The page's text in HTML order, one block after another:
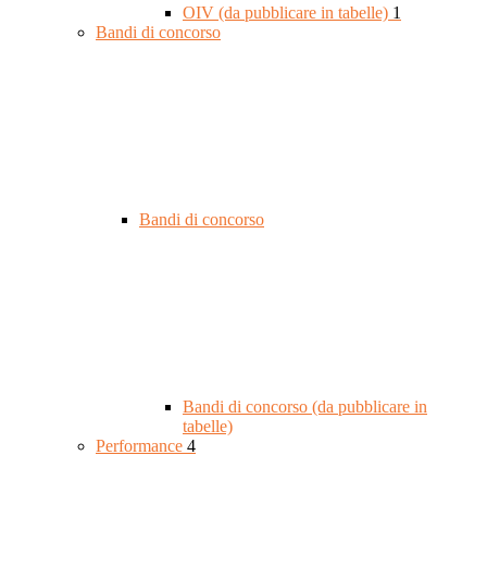
OIV (da pubblicare in tabelle) 1
Bandi di concorso
Bandi di concorso
Bandi di concorso (da pubblicare in
tabelle)
Performance 4